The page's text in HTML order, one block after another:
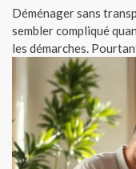
Déménager sans
sembler compliqué
les démarches.